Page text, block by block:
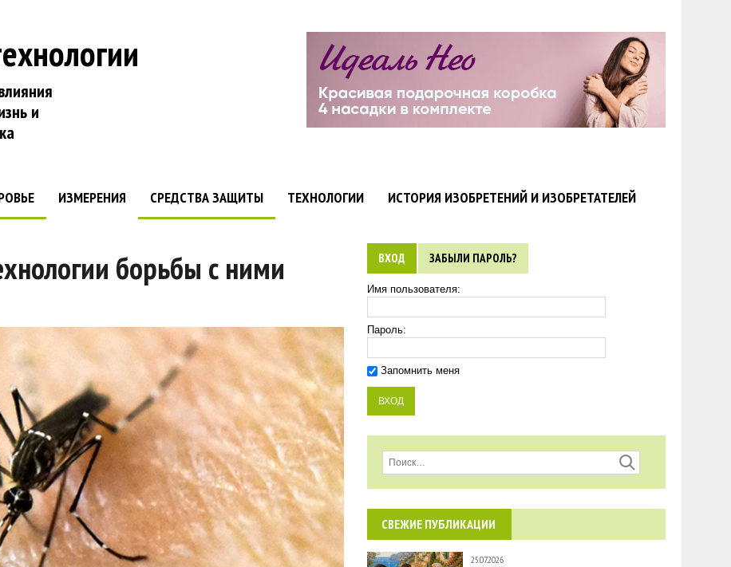
и
ИЗМЕРЕНИЯ СРЕДСТВА ЗАЩИТЫ ТЕХНОЛОГИИ ИСТОРИЯ ИЗОБРЕТЕНИЙ И ИЗОБРЕТАТЕЛЕЙ
борьбы с ними ВХОД ЗАБЫЛИ ПАРОЛЬ?
Имя пользователя:
Пароль:
Запомнить меня
СВЕЖИЕ ПУБЛИКАЦИИ
25.07.2026